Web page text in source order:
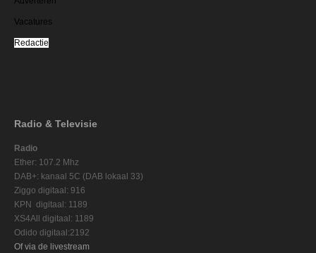
Vacatures
Redactie
Radio & Televisie
Radio
Ether: 107.2 Mhz
DAB+: kanaal 5C (DAB lokaal 33)
Ziggo digitaal: 916
KPN digitaal: 1189
XS4All digitaal: 1189
Odido digitaal:2192
Of via de livestream